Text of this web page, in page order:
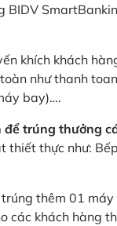
khích khách
như thanh
bay)….
để trúng thưởng
thực như:
thêm 01
các khách hàng